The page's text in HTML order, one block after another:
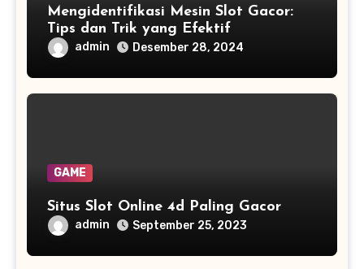
Mengidentifikasi Mesin Slot Gacor:
Tips dan Trik yang Efektif
admin Desember 28, 2024
GAME
Situs Slot Online 4d Paling Gacor
admin September 25, 2023